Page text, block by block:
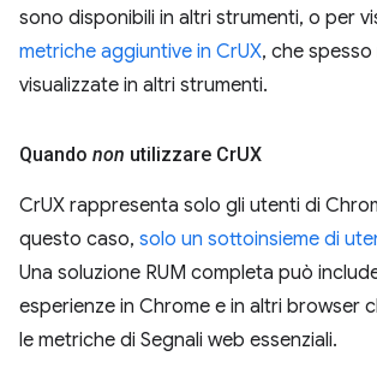
sono disponibili in altri strumenti, o per
metriche aggiuntive in CrUX, che
visualizzate in altri strumenti.
Quando non utilizzare CrUX
CrUX rappresenta solo gli utenti di
questo caso, solo un sottoinsieme di
Una soluzione RUM completa può
esperienze in Chrome e in altri browser
le metriche di Segnali web essenziali.